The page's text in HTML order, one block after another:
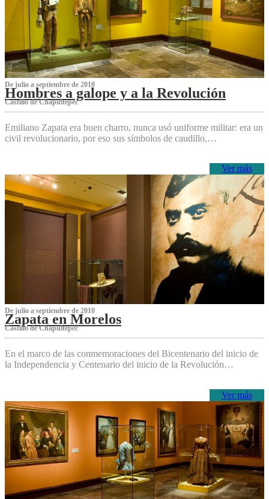
De julio a septiembre de 2010
Hombres a galope y a la Revolución
Castillo de Chapultepec
Emiliano Zapata era buen charro, nunca usó uniforme militar: era un
civil revolucionario, por eso sus símbolos de caudillo,…
Ver más
De julio a septiembre de 2010
Zapata en Morelos
Castillo de Chapultepec
En el marco de las conmemoraciones del Bicentenario del inicio de
la Independencia y Centenario del inicio de la Revolución…
Ver más